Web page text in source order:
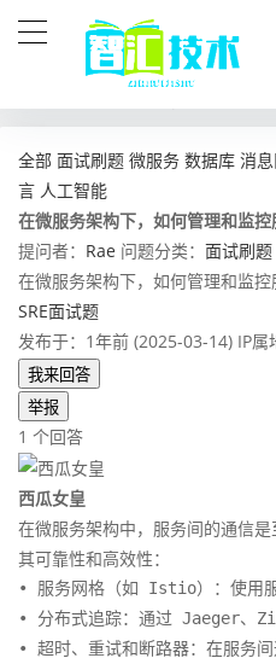
全部 面试刷题 微服务 数据库 消
言 人工智能
在微服务架构下，如何管理和监控
提问者： Rae 问题分类： 面试刷题
在微服务架构下，如何管理和监控
SRE面试题
发布于：1年前 (2025-03-14) IP属
我来回答
举报
1 个回答
西瓜女皇
在微服务架构中，服务间的通信
其可靠性和高效性：
• 服务网格（如 Istio）：使用服
• 分布式追踪：通过 Jaeger、
• 超时、重试和断路器：在服